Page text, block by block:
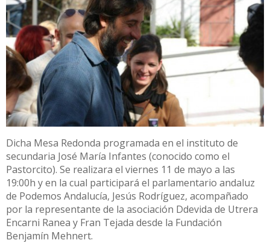
Dicha Mesa Redonda programada en el instituto de
secundaria José María Infantes (conocido como el
Pastorcito). Se realizara el viernes 11 de mayo a las
19:00h y en la cual participará el parlamentario andaluz
de Podemos Andalucía, Jesús Rodríguez, acompañado
por la representante de la asociación Ddevida de Utrera
Encarni Ranea y Fran Tejada desde la Fundación
Benjamín Mehnert.